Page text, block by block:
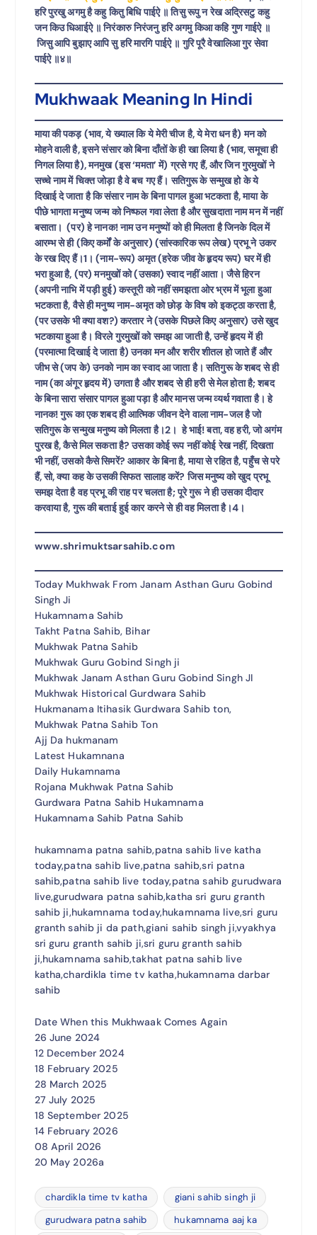
हरि पुरखु अगमु है कहु कितु बिधि पाईऐ ॥ तिसु रूपु न रेख अद्रिसटु कहु
जन किउ धिआईऐ ॥ निरंकारु निरंजनु हरि अगमु किआ कहि गुण गाईऐ ॥
जिसु आपि बुझाए आपि सु हरि मारगि पाईऐ ॥ गुरि पूरै वेखालिआ गुर सेवा
पाईऐ ॥४॥
Mukhwaak Meaning In Hindi
माया की पकड़ (भाव, ये ख्याल कि ये मेरी चीज है, ये मेरा धन है) मन को
मोहने वाली है, इसने संसार को बिना दाँतों के ही खा लिया है (भाव, समूचा ही
निगल लिया है), मनमुख (इस ‘ममता’ में) ग्रसे गए हैं, और जिन गुरमुखों ने
सच्चे नाम में चिक्त जोड़ा है वे बच गए हैं। सतिगुरू के सन्मुख हो के ये
दिखाई दे जाता है कि संसार नाम के बिना पागल हुआ भटकता है, माया के
पीछे भागता मनुष्य जन्म को निष्फल गवा लेता है और सुखदाता नाम मन में नहीं
बसाता। (पर) हे नानक! नाम उन मनुष्यों को ही मिलता है जिनके दिल में
आरम्भ से ही (किए कर्मों के अनुसार) (सांस्कारिक रूप लेख) प्रभू ने उकर
के रख दिए हैं।1। (नाम-रूप) अमृत (हरेक जीव के हृदय रूप) घर में ही
भरा हुआ है, (पर) मनमुखों को (उसका) स्वाद नहीं आता। जैसे हिरन
(अपनी नाभि में पड़ी हुई) कस्तूरी को नहीं समझता ओर भ्रम में भूला हुआ
भटकता है, वैसे ही मनुष्य नाम-अमृत को छोड़ के विष को इकट्ठा करता है,
(पर उसके भी क्या वश?) करतार ने (उसके पिछले किए अनुसार) उसे खुद
भटकाया हुआ है। विरले गुरमुखों को समझ आ जाती है, उन्हें हृदय में ही
(परमात्मा दिखाई दे जाता है) उनका मन और शरीर शीतल हो जाते हैं और
जीभ से (जप के) उनको नाम का स्वाद आ जाता है। सतिगुरू के शबद से ही
नाम (का अंगूर हृदय में) उगता है और शबद से ही हरी से मेल होता है; शबद
के बिना सारा संसार पागल हुआ पड़ा है और मानस जन्म व्यर्थ गवाता है। हे
नानक! गुरू का एक शबद ही आत्मिक जीवन देने वाला नाम-जल है जो
सतिगुरू के सन्मुख मनुष्य को मिलता है।2। हे भाई! बता, वह हरी, जो अगंम
पुरख है, कैसे मिल सकता है? उसका कोई रूप नहीं कोई रेख नहीं, दिखता
भी नहीं, उसको कैसे सिमरें? आकार के बिना है, माया से रहित है, पहुँच से परे
हैं, सो, क्या कह के उसकी सिफत सालाह करें? जिस मनुष्य को खुद प्रभू
समझ देता है वह प्रभू की राह पर चलता है; पूरे गुरू ने ही उसका दीदार
करवाया है, गुरू की बताई हुई कार करने से ही वह मिलता है।4।
www.shrimuktsarsahib.com
Today Mukhwak From Janam Asthan Guru Gobind
Singh Ji
Hukamnama Sahib
Takht Patna Sahib, Bihar
Mukhwak Patna Sahib
Mukhwak Guru Gobind Singh ji
Mukhwak Janam Asthan Guru Gobind Singh JI
Mukhwak Historical Gurdwara Sahib
Hukmanama Itihasik Gurdwara Sahib ton,
Mukhwak Patna Sahib Ton
Ajj Da hukmanam
Latest Hukamnana
Daily Hukamnama
Rojana Mukhwak Patna Sahib
Gurdwara Patna Sahib Hukamnama
Hukamnama Sahib Patna Sahib
hukamnama patna sahib,patna sahib live katha
today,patna sahib live,patna sahib,sri patna
sahib,patna sahib live today,patna sahib gurudwara
live,gurudwara patna sahib,katha sri guru granth
sahib ji,hukamnama today,hukamnama live,sri guru
granth sahib ji da path,giani sahib singh ji,vyakhya
sri guru granth sahib ji,sri guru granth sahib
ji,hukamnama sahib,takhat patna sahib live
katha,chardikla time tv katha,hukamnama darbar
sahib
Date When this Mukhwaak Comes Again
26 June 2024
12 December 2024
18 February 2025
28 March 2025
27 July 2025
18 September 2025
14 February 2026
08 April 2026
20 May 2026a
chardikla time tv katha
giani sahib singh ji
gurudwara patna sahib
hukamnama aaj ka